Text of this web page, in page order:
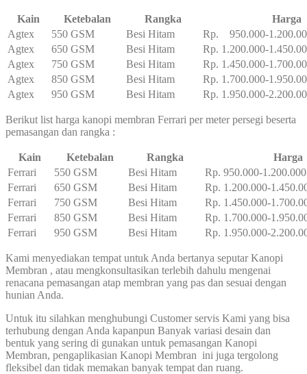
Kain Ketebalan Rangka
Harga
Agtex
550 GSM Besi Hitam
Rp. 950.000-
Agtex
650 GSM Besi Hitam
Rp. 1.200.000-
Agtex
750 GSM Besi Hitam
Rp. 1.450.000-
Agtex
850 GSM Besi Hitam
Rp. 1.700.000-
Agtex
950 GSM Besi Hitam Rp. 1.950.000-
Berikut list harga kanopi membran Ferrari per meter persegi beserta
pemasangan dan rangka :
Kain Ketebalan Rangka
Harga
Ferrari
550 GSM Besi Hitam
Rp. 950.000-1.200.000
Ferrari
650 GSM Besi Hitam
Rp. 1.200.000-
Ferrari
750 GSM Besi Hitam
Rp. 1.450.000-
Ferrari
850 GSM Besi Hitam
Rp. 1.700.000-
Ferrari
950 GSM Besi Hitam Rp. 1.950.000-
Kami menyediakan tempat untuk Anda bertanya seputar Kanopi
Membran , atau mengkonsultasikan terlebih dahulu mengenai
renacana pemasangan atap membran yang pas dan sesuai dengan
hunian Anda.
Untuk itu silahkan menghubungi Customer servis Kami yang bisa
terhubung dengan Anda kapanpun Banyak variasi desain dan
bentuk yang sering di gunakan untuk pemasangan Kanopi
Membran, pengaplikasian Kanopi Membran ini juga tergolong
fleksibel dan tidak memakan banyak tempat dan ruang.